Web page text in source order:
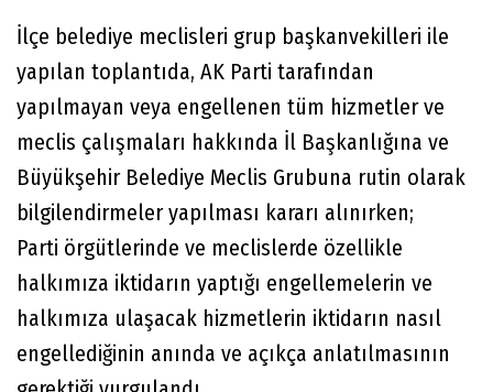
İlçe belediye meclisleri grup başkanvekilleri ile
yapılan toplantıda, AK Parti tarafından
yapılmayan veya engellenen tüm hizmetler ve
meclis çalışmaları hakkında İl Başkanlığına ve
Büyükşehir Belediye Meclis Grubuna rutin olarak
bilgilendirmeler yapılması kararı alınırken;
Parti örgütlerinde ve meclislerde özellikle
halkımıza iktidarın yaptığı engellemelerin ve
halkımıza ulaşacak hizmetlerin iktidarın nasıl
engellediğinin anında ve açıkça anlatılmasının